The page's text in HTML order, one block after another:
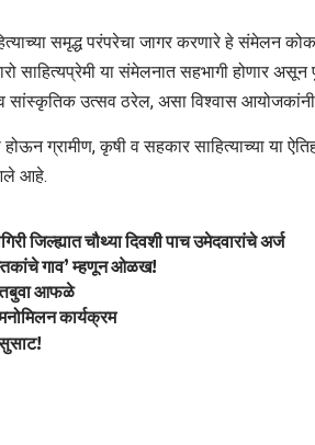
समृद्ध परंपरेचा जागर करणारे हे संमेलन
साहित्यप्रेमी या संमेलनात सहभागी होणार
सांस्कृतिक उत्सव ठरेल, असा विश्वास
ग्रामीण, कृषी व सहकार साहित्याच्या या
आहे.
चौथ्या दिवशी पाच उमेदवारांचे अर्ज
गाव’ म्हणून ओळख!
आफळे
कार्यक्रम